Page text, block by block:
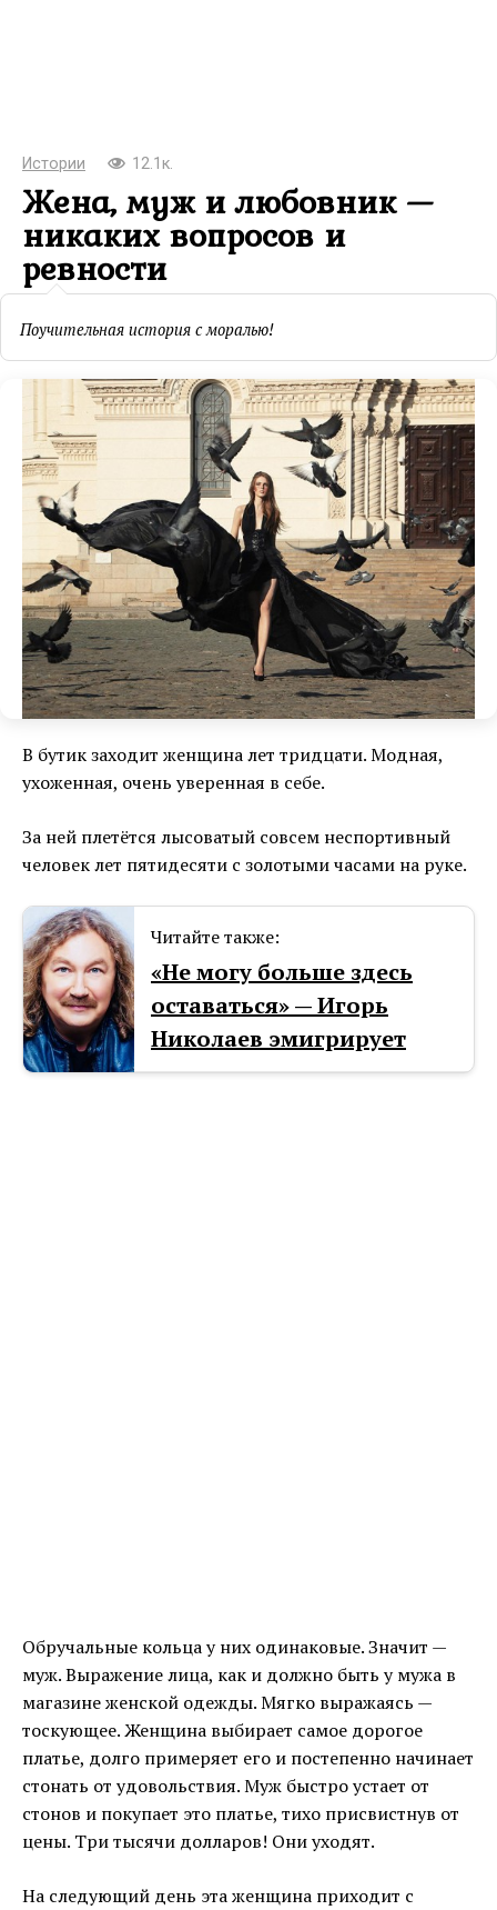
Истории 12.1к.
Жена, муж и любовник —
никаких вопросов и
ревности
Поучительная история с моралью!
В бутик заходит женщина лет тридцати. Модная,
ухоженная, очень уверенная в себе.
За ней плетётся лысоватый совсем неспортивный
человек лет пятидесяти с золотыми часами на руке.
Читайте также:
«Не могу больше здесь
оставаться» — Игорь
Николаев эмигpирует
Обручальные кольца у них одинаковые. Значит —
муж. Выражение лица, как и должно быть у мужа в
магазине женской одежды. Мягко выражаясь —
тоскующее. Женщина выбирает самое дорогое
платье, долго примеряет его и постепенно начинает
стонать от удовольствия. Муж быстро устает от
стонов и покупает это платье, тихо присвистнув от
цены. Три тысячи долларов! Они уходят.
На следующий день эта женщина приходит с